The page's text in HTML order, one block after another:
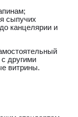
сыпучих
канцелярии и
другими
витрины.